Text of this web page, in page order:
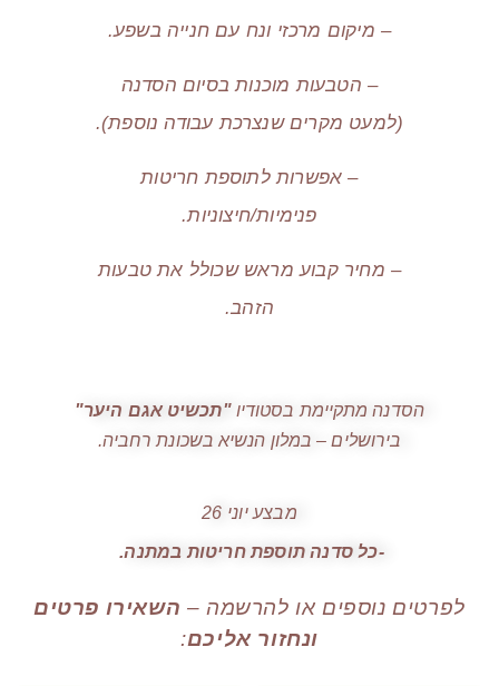
– מיקום מרכזי ונח עם חנייה בשפע.
– הטבעות מוכנות בסיום הסדנה
(למעט מקרים שנצרכת עבודה נוספת).
– אפשרות לתוספת חריטות
פנימיות/חיצוניות.
– מחיר קבוע מראש שכולל את טבעות
הזהב.
הסדנה מתקיימת בסטודיו "תכשיט אגם היער"
בירושלים – במלון הנשיא בשכונת רחביה.
מבצע יוני 26
-כל סדנה תוספת חריטות במתנה.
לפרטים נוספים או להרשמה – השאירו פרטים
ונחזור אליכם: